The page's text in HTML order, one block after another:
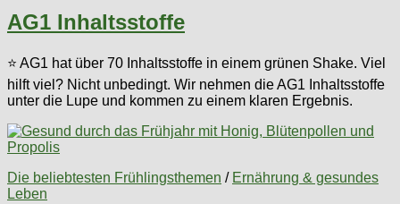
AG1 Inhaltsstoffe
⭐ AG1 hat über 70 Inhaltsstoffe in einem grünen Shake. Viel
hilft viel? Nicht unbedingt. Wir nehmen die AG1 Inhaltsstoffe
unter die Lupe und kommen zu einem klaren Ergebnis.
Die beliebtesten Frühlingsthemen / Ernährung & gesundes
Leben